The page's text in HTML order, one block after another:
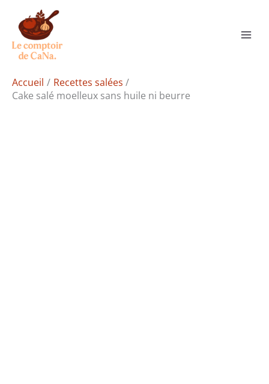
contenu
Accueil
Recettes salées
Cake salé moelleux sans huile ni beurre
Rechercher